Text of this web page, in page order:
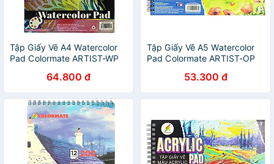
Tập Giấy Vẽ A4 Watercolor
Pad Colormate ARTIST-WP
64.800 đ
Tập Giấy Vẽ A5 Watercolor
Pad Colormate ARTIST-OP
53.300 đ